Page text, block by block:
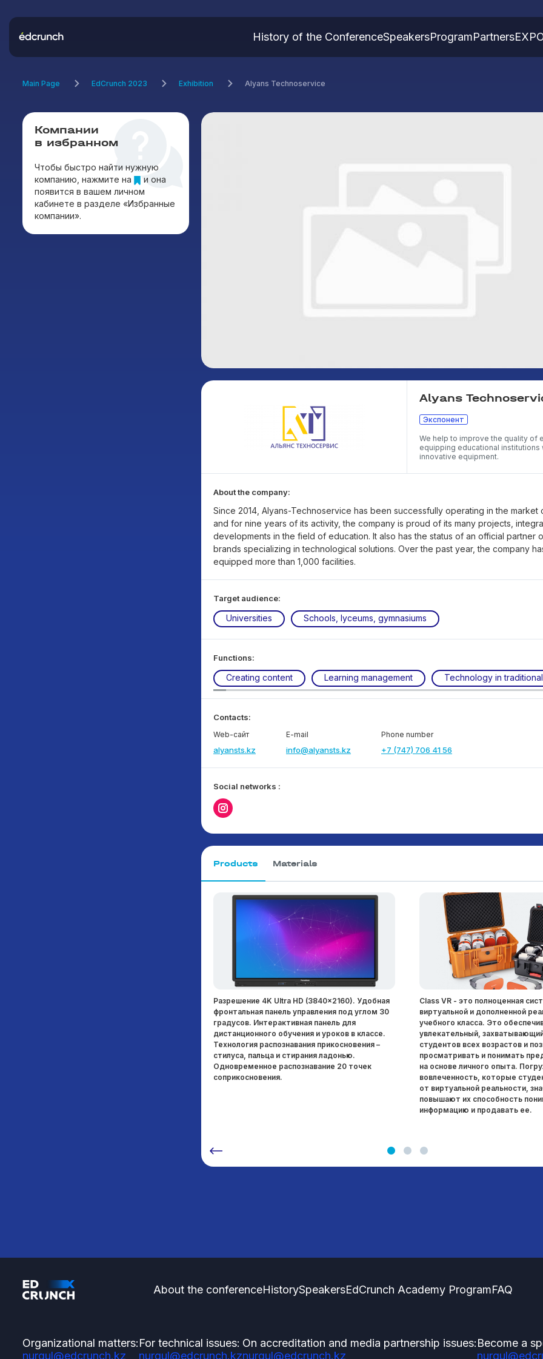
History of the ConferenceSpeakersProgramPartners
Main Page EdCrunch 2023 Exhibition Alyans Technoservice
Компании
в избранном
Чтобы быстро найти нужную
компанию, нажмите на
и она
появится в вашем личном
кабинете в разделе «Избранные
компании».
Alyans
Экспонент
We help to improve the quality of
equipping educational institutions
innovative equipment.
About the company:
Since 2014, Alyans-Technoservice has been successfully operating in the market
and for nine years of its activity, the company is proud of its many projects,
developments in the field of education. It also has the status of an official partner
brands specializing in technological solutions. Over the past year, the company
equipped more than 1,000 facilities.
Target audience:
Universities Schools, lyceums, gymnasiums
Functions:
Creating content Learning management Technology in
Contacts:
Web-сайт
alyansts.kz
E-mail
info@alyansts.kz
Phone number
+7 (747) 706 41 56
Social networks :
Products Materials
Разрешение 4K Ultra HD (3840x2160). Удобная
фронтальная панель управления под углом 30
градусов. Интерактивная панель для
дистанционного обучения и уроков в классе.
Технология распознавания прикосновения –
стилуса, пальца и стирания ладонью.
Одновременное распознавание 20 точек
соприкосновения.
Class VR - это полноценная
виртуальной и дополненной
учебного класса. Это
увлекательный,
студентов всех возрастов и
просматривать и понимать
на основе личного опыта.
вовлеченность, которые
от виртуальной реальности,
повышают их способность
информацию и продавать ее.
About the conferenceHistorySpeakersEdCrunch Academy ProgramFAQ
Organizational matters:
nurgul@edcrunch.kz
For technical issues:
nurgul@edcrunch.kz
On accreditation and media partnership issues:
nurgul@edcrunch.kz
Become a